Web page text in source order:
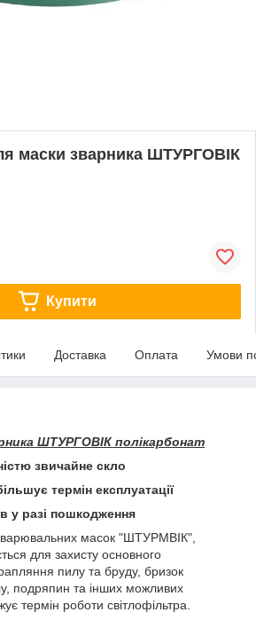
маски зварника ШТУРГОВІК
Купити
Доставка Оплата Умови
ШТУРГОВІК полікарбонат
звичайне скло
термін експлуатації
у разі пошкодження
масок "ШТУРМВІК",
для захисту основного
пилу та бруду, бризок
подряпин та інших можливих
термін роботи світлофільтра.